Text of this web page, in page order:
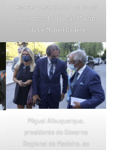
esteve presente, tal como os
elementos da direção Martim
Silva e Miguel Cadete
Miguel Albuquerque,
presidente do Governo
Regional da Madeira, ao